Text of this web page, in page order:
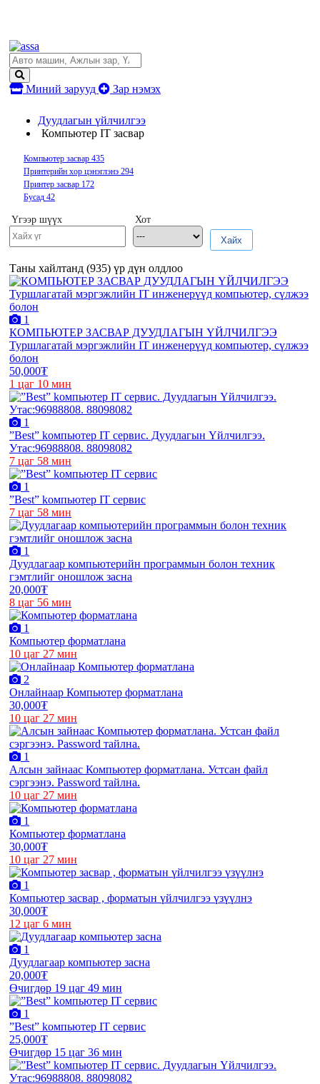
Миний зарууд Зар нэмэх
Дуудлагын үйлчилгээ
Компьютер IT засвар
Компьютер засвар 435
Принтерийн хор цэнэглэнэ 294
Принтер засвар 172
Бусад 42
Үгээр шүүх
Хот
Хайх
Таны хайлтанд (935) үр дүн олдлоо
1
КОМПЬЮТЕР ЗАСВАР ДУУДЛАГЫН ҮЙЛЧИЛГЭЭ
Туршлагатай мэргэжлийн IT инженерүүд компьютер, сүлжээ
болон
50,000₮
1 цаг 10 мин
1
”Best” kомпьютер IT сервис. Дуудлагын Үйлчилгээ.
Утас:96988808. 88098082
7 цаг 58 мин
1
”Best” kомпьютер IT сервис
7 цаг 58 мин
1
Дуудлагаар компьютерийн программын болон техник
гэмтлийг оношлож засна
20,000₮
8 цаг 56 мин
1
Компьютер форматлана
10 цаг 27 мин
2
Онлайнаар Компьютер форматлана
30,000₮
10 цаг 27 мин
1
Алсын зайнаас Компьютер форматлана. Устсан файл
сэргээнэ. Password тайлна.
10 цаг 27 мин
1
Компьютер форматлана
30,000₮
10 цаг 27 мин
1
Компьютер засвар , форматын үйлчилгээ үзүүлнэ
30,000₮
12 цаг 6 мин
1
Дуудлагаар компьютер засна
20,000₮
Өчигдөр 19 цаг 49 мин
1
”Best” kомпьютер IT сервис
25,000₮
Өчигдөр 15 цаг 36 мин